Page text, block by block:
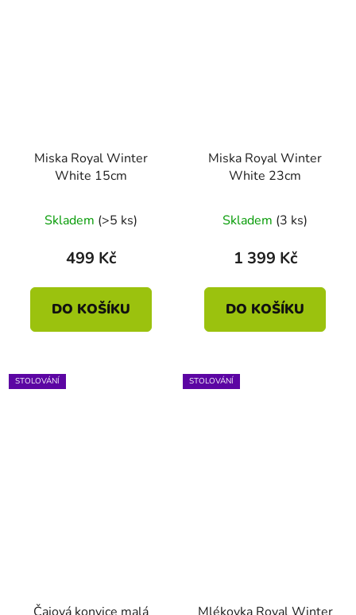
Miska Royal Winter
White 15cm
Skladem (>5 ks)
499 Kč
DO KOŠÍKU
Miska Royal Winter
White 23cm
Skladem (3 ks)
1 399 Kč
DO KOŠÍKU
STOLOVÁNÍ STOLOVÁNÍ